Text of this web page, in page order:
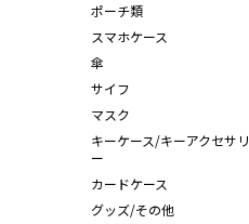
ポーチ類
スマホケース
傘
サイフ
マスク
キーケース/キーアクセサリ
ー
カードケース
グッズ/その他